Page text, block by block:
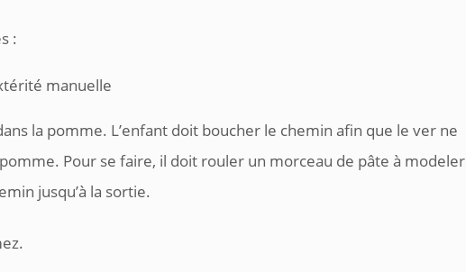
:
manuelle
la pomme. L’enfant doit boucher le chemin afin que le ver ne
Pour se faire, il doit rouler un morceau de pâte à modeler
jusqu’à la sortie.